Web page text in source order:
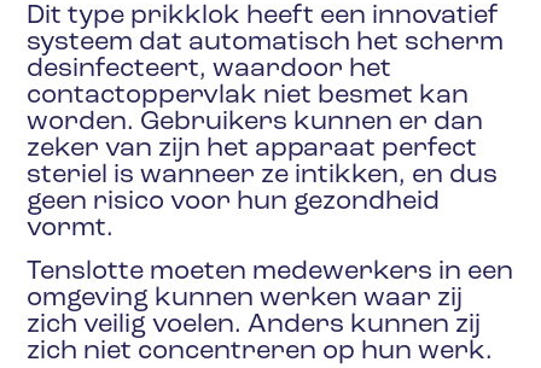
Dit type prikklok heeft een innovatief
systeem dat automatisch het scherm
desinfecteert, waardoor het
contactoppervlak niet besmet kan
worden. Gebruikers kunnen er dan
zeker van zijn het apparaat perfect
steriel is wanneer ze intikken, en dus
geen risico voor hun gezondheid
vormt.
Tenslotte moeten medewerkers in een
omgeving kunnen werken waar zij
zich veilig voelen. Anders kunnen zij
zich niet concentreren op hun werk.